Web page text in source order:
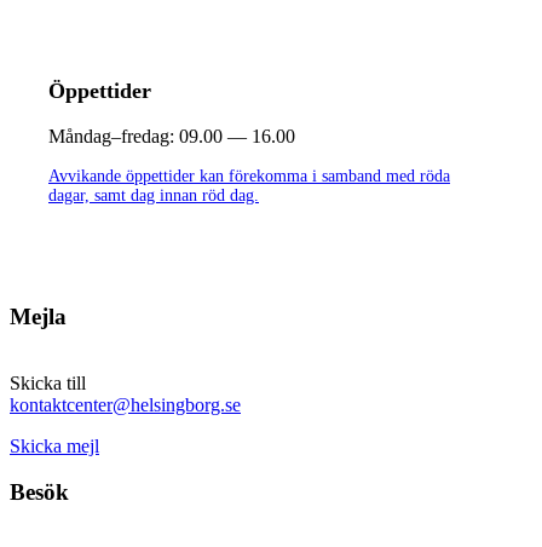
Öppettider
Måndag–fredag: 09.00 — 16.00
Avvikande öppettider kan förekomma i samband med röda
dagar, samt dag innan röd dag.
Mejla
Skicka till
kontaktcenter@helsingborg.se
Skicka mejl
Besök